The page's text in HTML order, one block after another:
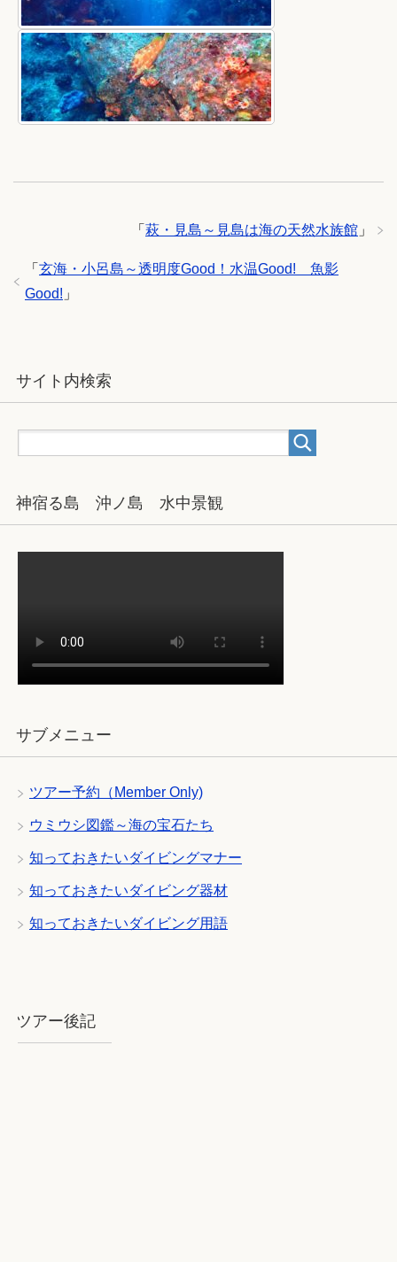
「 萩・見島～見島は海の天然水族館 」
「 玄海・小呂島～透明度Good！水温Good! 魚影
Good! 」
サイト内検索
神宿る島 沖ノ島 水中景観
サブメニュー
ツアー予約（Member Only)
ウミウシ図鑑～海の宝石たち
知っておきたいダイビングマナー
知っておきたいダイビング器材
知っておきたいダイビング用語
ツアー後記